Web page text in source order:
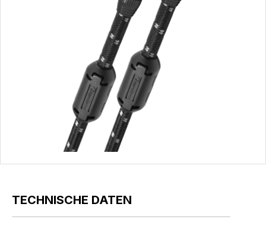
TECHNISCHE DATEN